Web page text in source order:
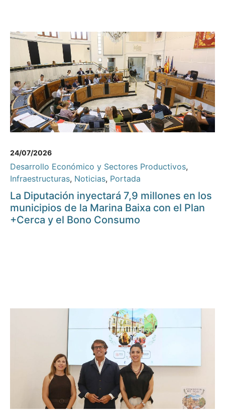
24/07/2026
Desarrollo Económico y Sectores Productivos,
Infraestructuras, Noticias, Portada
La Diputación inyectará 7,9 millones en los
municipios de la Marina Baixa con el Plan
+Cerca y el Bono Consumo